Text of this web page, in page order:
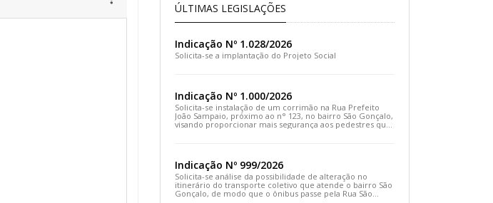
ÚLTIMAS LEGISLAÇÕES
Indicação Nº 1.028/2026
Solicita-se a implantação do Projeto Social
Indicação Nº 1.000/2026
Solicita-se instalação de um corrimão na Rua Prefeito
João Sampaio, próximo ao n° 123, no bairro São Gonçalo,
visando proporcionar mais segurança aos pedestres que
Indicação Nº 999/2026
Solicita-se análise da possibilidade de alteração no
itinerário do transporte coletivo que atende o bairro São
Gonçalo, de modo que o ônibus passe pela Rua São